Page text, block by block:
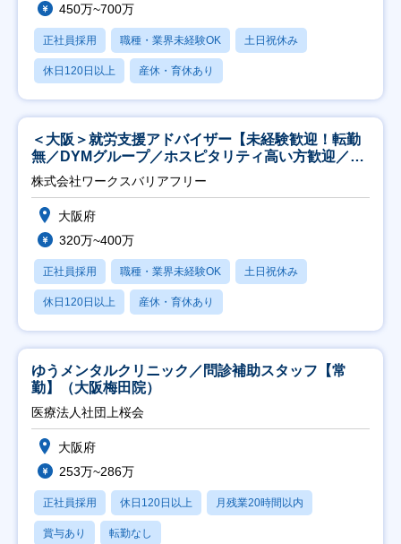
450万~700万
正社員採用 職種・業界未経験OK 土日祝休み
休日120日以上 産休・育休あり
＜大阪＞就労支援アドバイザー【未経験歓迎！転勤
無／DYMグループ／ホスピタリティ高い方歓迎／土
日祝】
株式会社ワークスバリアフリー
大阪府
320万~400万
正社員採用 職種・業界未経験OK 土日祝休み
休日120日以上 産休・育休あり
ゆうメンタルクリニック／問診補助スタッフ【常
勤】（大阪梅田院）
医療法人社団上桜会
大阪府
253万~286万
正社員採用 休日120日以上 月残業20時間以内
賞与あり 転勤なし